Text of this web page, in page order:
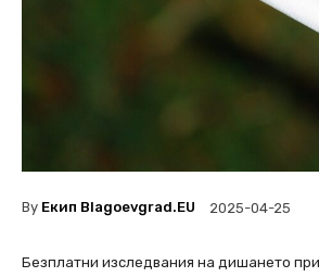
By Екип Blagoevgrad.EU 2025-04-25
Безплатни изследвания на дишането